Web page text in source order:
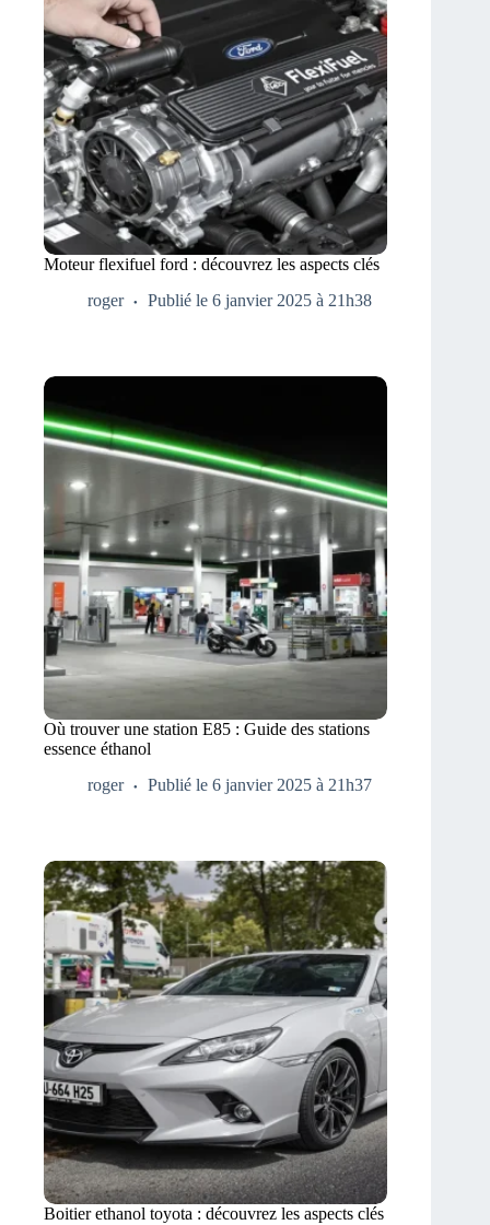
Moteur flexifuel ford : découvrez les aspects clés
roger
Publié le 6 janvier 2025 à 21h38
Où trouver une station E85 : Guide des stations
essence éthanol
roger
Publié le 6 janvier 2025 à 21h37
Boitier ethanol toyota : découvrez les aspects clés